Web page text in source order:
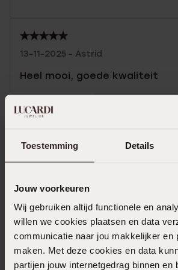
Toestemming Details
Jouw voorkeuren
Wij gebruiken altijd functionele en
willen we cookies plaatsen en data
communicatie naar jou makkelijker en
maken. Met deze cookies en data
partijen jouw internetgedrag binnen en
13-11-2025 - Astrid
Heel mooi, goede kwaliteit
Ook leuk voor jou